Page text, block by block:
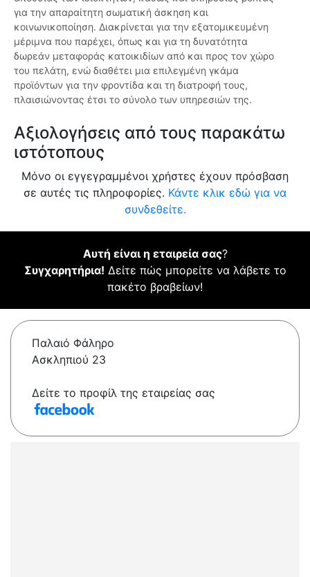
για την απαραίτητη σωματική άσκηση και
κοινωνικοποίηση. Διακρίνεται για την εξατομικευμένη
μέριμνα που παρέχει, όπως και για τη δυνατότητα
δωρεάν μεταφοράς κατοικιδίων από και προς τον χώρο
του πελάτη, ενώ διαθέτει μια επιλεγμένη γκάμα
προϊόντων για την φροντίδα και τη διατροφή τους,
πλαισιώνοντας έτσι το σύνολο των υπηρεσιών της.
Αξιολογήσεις από τους παρακάτω
ιστότοπους
Μόνο οι εγγεγραμμένοι χρήστες έχουν πρόσβαση
σε αυτές τις πληροφορίες. Κάντε κλικ εδώ για να
συνδεθείτε.
Αυτή είναι η εταιρεία σας?
Συγχαρητήρια! Δείτε πώς μπορείτε να λάβετε το
πακέτο βραβείων!
Παλαιό Φάληρο
Ασκληπιού 23
Δείτε το προφίλ της εταιρείας σας